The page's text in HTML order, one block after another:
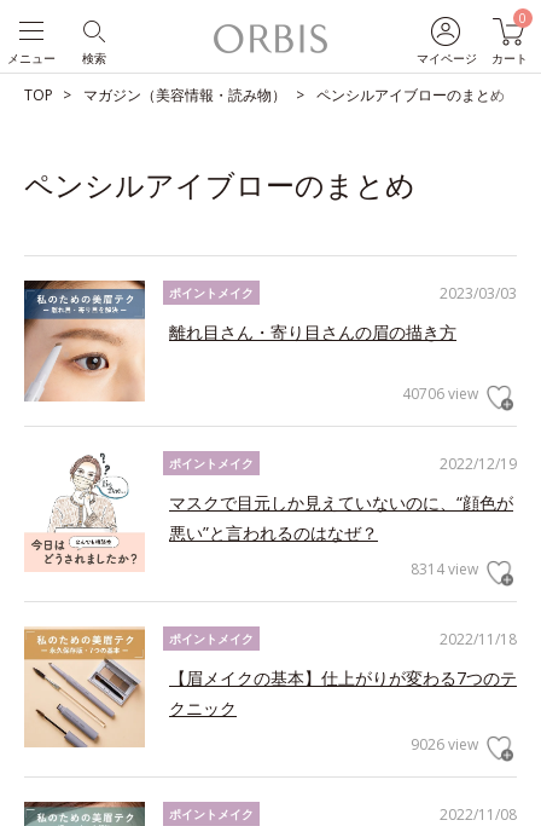
マイページ
0
カート
検索
メニュー
TOP マガジン（美容情報・読み物） ペンシルアイブローのまとめ
ペンシルアイブローのまとめ
2023/03/03
ポイントメイク
離れ目さん・寄り目さんの眉の描き方
40706 view
2022/12/19
ポイントメイク
マスクで目元しか見えていないのに、“顔色が
悪い”と言われるのはなぜ？
8314 view
2022/11/18
ポイントメイク
【眉メイクの基本】仕上がりが変わる7つのテ
クニック
9026 view
2022/11/08
ポイントメイク